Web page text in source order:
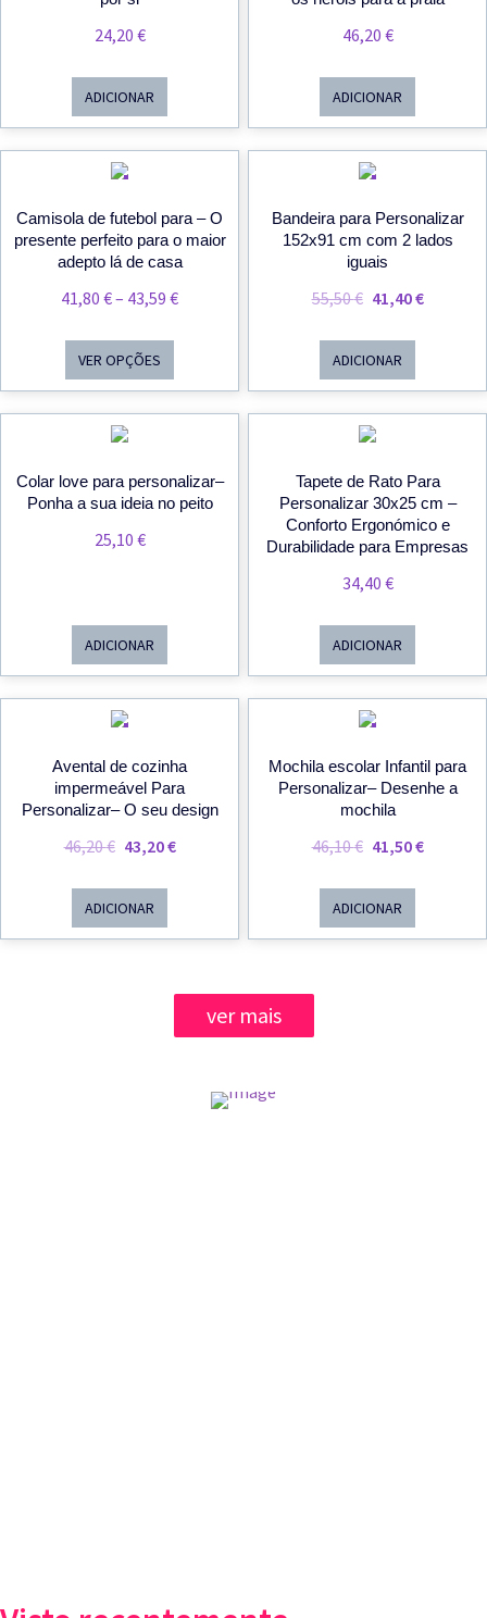
24,20 €
ADICIONAR
46,20 €
ADICIONAR
Camisola de futebol para – O
presente perfeito para o maior
adepto lá de casa
41,80 €– 43,59 €Price
43,59 €
VER OPÇÕES
Bandeira para Personalizar
152x91 cm com 2 lados
iguais
55,50€ O
Original
Era:
55,50 €.
41,40€O
41,40 €.
ADICIONAR
Colar love para personalizar–
Ponha a sua ideia no peito
25,10 €
ADICIONAR
Tapete de Rato Para
Personalizar 30x25 cm –
Conforto Ergonómico e
Durabilidade para Empresas
34,40 €
ADICIONAR
Avental de cozinha
impermeável Para
Personalizar– O seu design
46,20€ O
Original
Era:
43,20€O
ADICIONAR
Mochila escolar Infantil para
Personalizar– Desenhe a
mochila
46,10€ O
Original
Era:
41,50€O
ADICIONAR
ver mais